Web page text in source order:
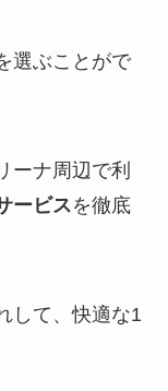
選ぶことがで
ーナ周辺で利
ービスを徹底
して、快適な1